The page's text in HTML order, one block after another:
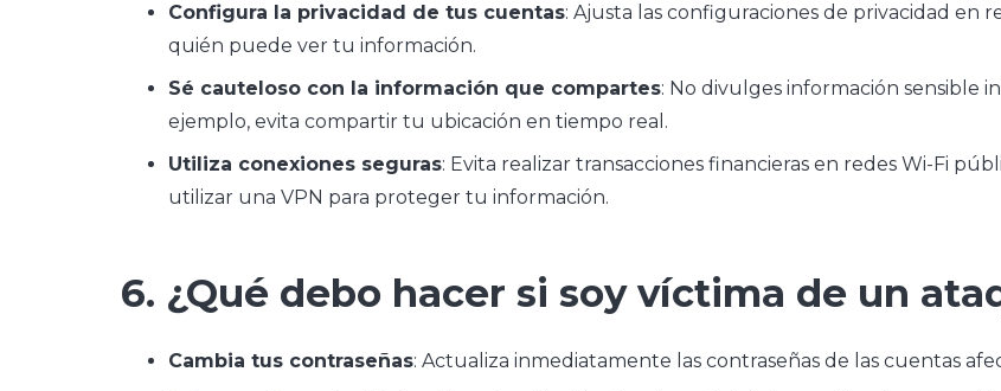
Configura la privacidad de tus cuentas: Ajusta las configuraciones de privacidad en
quién puede ver tu información.
Sé cauteloso con la información que compartes: No divulges información sensible
ejemplo, evita compartir tu ubicación en tiempo real.
Utiliza conexiones seguras: Evita realizar transacciones financieras en redes Wi-Fi
utilizar una VPN para proteger tu información.
6. ¿Qué debo hacer si soy víctima de un
Cambia tus contraseñas: Actualiza inmediatamente las contraseñas de las cuentas